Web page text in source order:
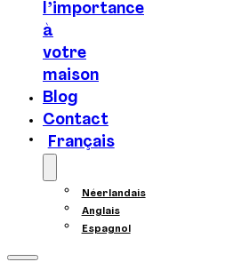
l’importance
à
votre
maison
Blog
Contact
Français
Néerlandais
Anglais
Espagnol